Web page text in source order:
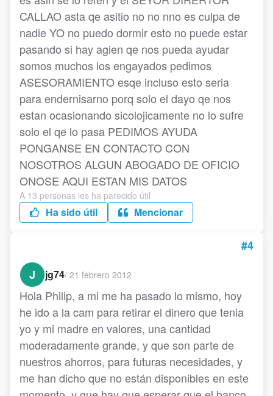
CALLAO asta qe asitio no no nno es culpa de
nadie YO no puedo dormir esto no puede estar
pasando si hay agien qe nos pueda ayudar
somos muchos los engayados pedimos
ASESORAMIENTO esqe incluso esto seria
para endernisarno porq solo el dayo qe nos
estan ocasionando sicolojicamente no lo sufre
solo el qe lo pasa PEDIMOS AYUDA
PONGANSE EN CONTACTO CON
NOSOTROS ALGUN ABOGADO DE OFICIO
ONOSE AQUI ESTAN MIS DATOS
A 13 personas les ha parecido útil
Ha sido útil Mencionar
#4
J
jg74/ 21 febrero 2012
Hola Philip, a mi me ha pasado lo mismo, hoy
he ido a la cam para retirar el dinero que tenia
yo y mi madre en valores, una cantidad
moderadamente grande, y que son parte de
nuestros ahorros, para futuras necesidades, y
me han dicho que no están disponibles en este